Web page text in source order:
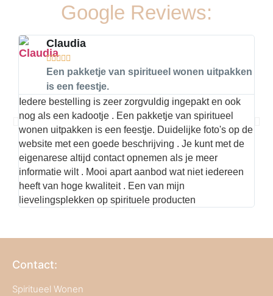
Google Reviews:
Claudia
  
Een pakketje van spiritueel wonen uitpakken
is een feestje.
Iedere bestelling is zeer zorgvuldig ingepakt en ook
nog als een kadootje . Een pakketje van spiritueel
wonen uitpakken is een feestje. Duidelijke foto's op de
website met een goede beschrijving . Je kunt met de
eigenarese altijd contact opnemen als je meer
informatie wilt . Mooi apart aanbod wat niet iedereen
heeft van hoge kwaliteit . Een van mijn
lievelingsplekken op spirituele producten
Contact:
Spiritueel Wonen